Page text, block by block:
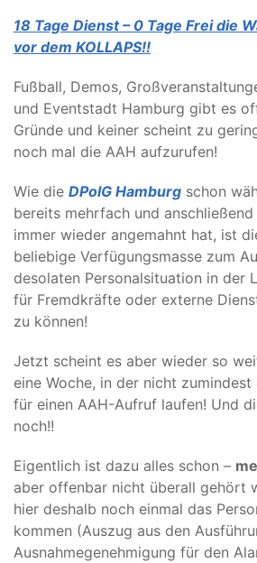
18 Tage Dienst – 0 Tage Freidie
vor dem KOLLAPS!!
Fußball, Demos,
und Eventstadt Hamburg gibt es
Gründe und keiner scheint zu
noch mal die AAH aufzurufen!
Wie die DPolG Hamburg schon
bereits mehrfach und
immer wieder angemahnt hat, ist
beliebige Verfügungsmasse zum
desolaten Personalsituation in der
für Fremdkräfte oder externe
zu können!
Jetzt scheint es aber wieder so
eine Woche, in der nicht zumindest
für einen AAH-Aufruf laufen! Und
noch!!
Eigentlich ist dazu alles schon –
aber offenbar nicht überall gehört
hier deshalb noch einmal das
kommen (Auszug aus den
Ausnahmegenehmigung für den